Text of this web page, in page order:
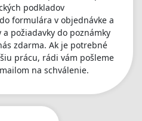
podkladov
formulára v objednávke a
požiadavky do poznámky
zdarma. Ak je potrebné
prácu, rádi vám pošleme
na schválenie.